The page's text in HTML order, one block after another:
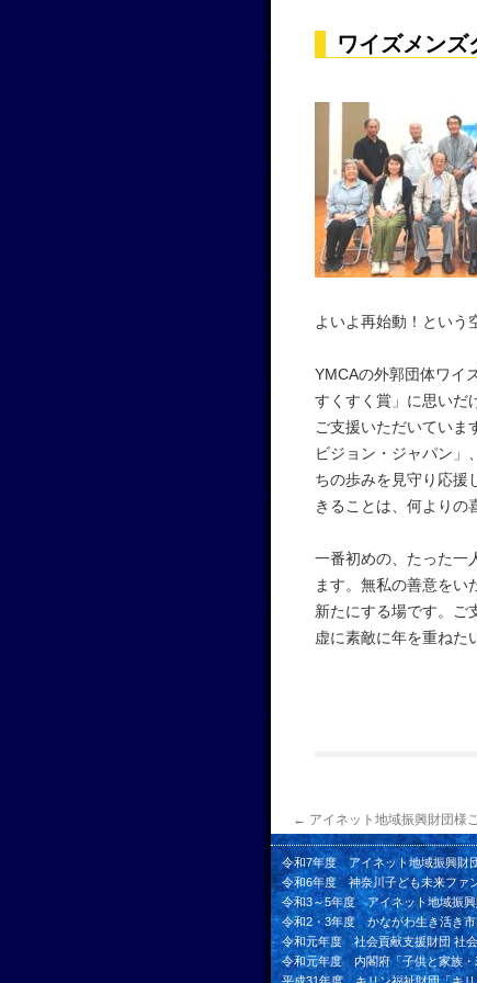
ワイズメンズ
よいよ再始動！という
YMCAの外郭団体ワイ
すくすく賞」に思いだ
ご支援いただいていま
ビジョン・ジャパン」
ちの歩みを見守り応援
きることは、何よりの
一番初めの、たった一
ます。無私の善意をい
新たにする場です。ご
虚に素敵に年を重ねた
← アイネット地域振興財団様
令和7年度 アイネット地域振興財
令和6年度 神奈川子ども未来ファ
令和3～5年度 アイネット地域振興
令和2・3年度 かながわ生き活き市
令和元年度 社会貢献支援財団 社
令和元年度 内閣府「子供と家族・